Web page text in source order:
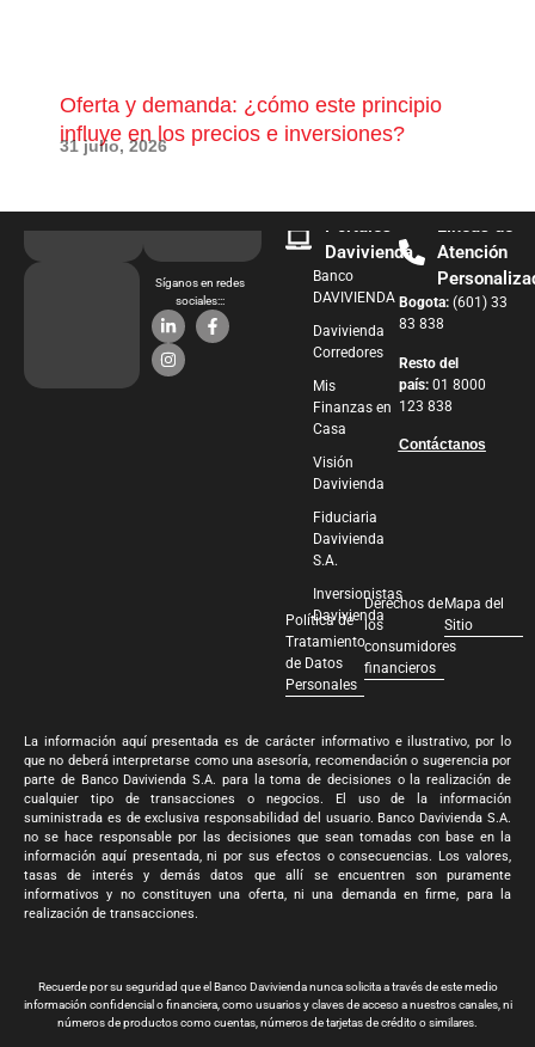
Oferta y demanda: ¿cómo este principio
influye en los precios e inversiones?
31 julio, 2026
Síganos en redes
sociales:::
Portales
Davivienda
Banco
DAVIVIENDA
Davivienda
Corredores
Mis
Finanzas en
Casa
Visión
Davivienda
Fiduciaria
Davivienda
S.A.
Inversionistas
Davivienda
Líneas de
Atención
Bogota: (601) 33
83 838
Resto del
país: 01 8000
123 838
Contáctanos
Política de
Tratamiento
de Datos
Personales
Derechos de
los
consumidores
financieros
Mapa del
Sitio
La información aquí presentada es de carácter informativo e ilustrativo, por lo
que no deberá interpretarse como una asesoría, recomendación o sugerencia por
parte de Banco Davivienda S.A. para la toma de decisiones o la realización de
cualquier tipo de transacciones o negocios. El uso de la información
suministrada es de exclusiva responsabilidad del usuario. Banco Davivienda S.A.
no se hace responsable por las decisiones que sean tomadas con base en la
información aquí presentada, ni por sus efectos o consecuencias. Los valores,
tasas de interés y demás datos que allí se encuentren son puramente
informativos y no constituyen una oferta, ni una demanda en firme, para la
realización de transacciones.
Recuerde por su seguridad que el Banco Davivienda nunca solicita a través de este medio
información confidencial o financiera, como usuarios y claves de acceso a nuestros canales, ni
números de productos como cuentas, números de tarjetas de crédito o similares.